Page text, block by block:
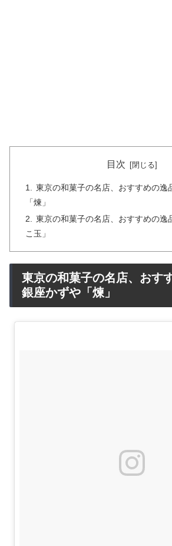
目次
東京の和菓子の名店、おすすめの
「煉」
東京の和菓子の名店、おすすめの
こ玉」
東京の和菓子の名店、おす
銀座かずや「煉」